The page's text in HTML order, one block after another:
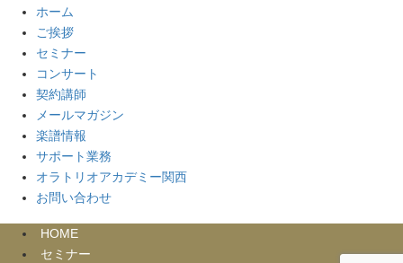
ホーム
ご挨拶
セミナー
コンサート
契約講師
メールマガジン
楽譜情報
サポート業務
オラトリオアカデミー関西
お問い合わせ
HOME
セミナー